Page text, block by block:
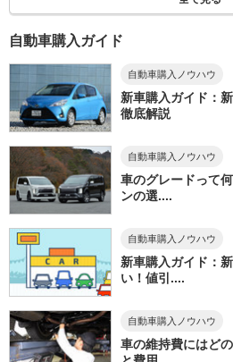
自動車購入ガイド
自動車購入ノウハウ
新車購入ガイド：
徹底解説
自動車購入ノウハウ
車のグレードって
ンの選....
自動車購入ノウハウ
新車購入ガイド：
い！値引....
自動車購入ノウハウ
車の維持費にはど